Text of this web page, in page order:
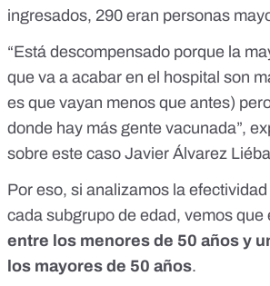
ingresados, 290 eran personas
“Está descompensado porque la
que va a acabar en el hospital son
es que vayan menos que antes)
donde hay más gente vacunada”,
sobre este caso Javier Álvarez
Por eso, si analizamos la
cada subgrupo de edad, vemos que
entre los menores de 50 años y
los mayores de 50 años.